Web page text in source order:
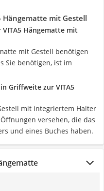
mit Gestell
Hängematte mit
mit Gestell benötigen
Sie benötigen, ist im
Griffweite zur VITA5
mit integriertem Halter
versehen, die das
und eines Buches haben.